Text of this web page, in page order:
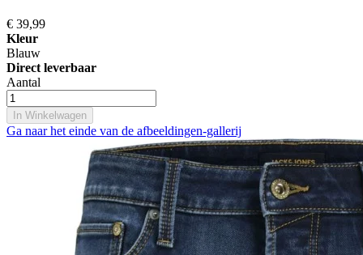
€ 39,99
Kleur
Blauw
Direct leverbaar
Aantal
In Winkelwagen
Ga naar het einde van de afbeeldingen-gallerij